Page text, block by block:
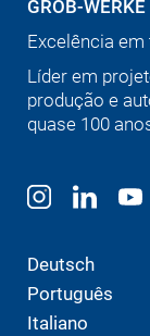
GROB-
Excelência
Líder em
produção e
quase 100
Deutsch
Português
Italiano